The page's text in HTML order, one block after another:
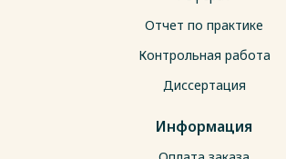
Отчет по практике
Контрольная работа
Диссертация
Информация